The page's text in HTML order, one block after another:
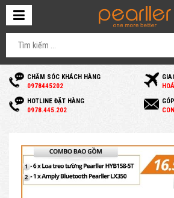
CHĂM SÓC KHÁCH HÀNG
0978445202
HOTLINE ĐẶT HÀNG
0978.445.202
C